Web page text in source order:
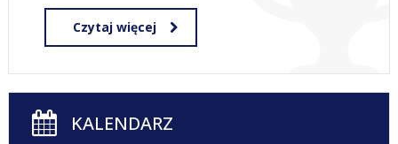
Czytaj więcej
KALENDARZ